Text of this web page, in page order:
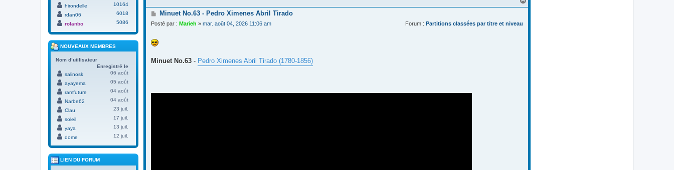
a
M
s
a
g
Minuet No.63 - Pedro Ximenes Abril Tirado
Posté par : Marieh » mar. août 04, 2026 11:06 am Forum : Partitions classées par titre et niveau
Minuet No.63 - Pedro Ximenes Abril Tirado (1780-1856)
hirondelle
10164
rdan06
6018
rolanbo
5086
NOUVEAUX MEMBRES
Nom d’utilisateur
Enregistré le
salinosk
06 août
ayayema
05 août
ramfuture
04 août
Narbe62
04 août
Clau
23 juil.
soleil
17 juil.
yaya
13 juil.
dome
12 juil.
LIEN DU FORUM